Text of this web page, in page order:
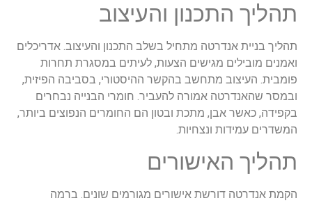
תהליך התכנון והעיצוב
תהליך בניית אנדרטה מתחיל בשלב התכנון והעיצוב. אדריכלים
ואמנים מובילים מגישים הצעות, לעיתים במסגרת תחרות
פומבית. העיצוב מתחשב בהקשר ההיסטורי, בסביבה הפיזית,
ובמסר שהאנדרטה אמורה להעביר. חומרי הבנייה נבחרים
בקפידה, כאשר אבן, מתכת ובטון הם החומרים הנפוצים ביותר,
המשדרים עמידות ונצחיות.
תהליך האישורים
הקמת אנדרטה דורשת אישורים מגורמים שונים. ברמה